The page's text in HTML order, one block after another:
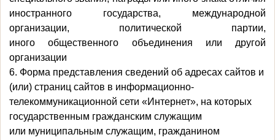
иностранного государства, международной
организации, политической партии,
иногообщественного объединения или другой
организации
6. Форма представления сведений об адресах сайтов и
(или) страниц сайтов в информационно-
телекоммуникационной сети «Интернет», на которых
государственным гражданским служащим
или муниципальным служащим, гражданином